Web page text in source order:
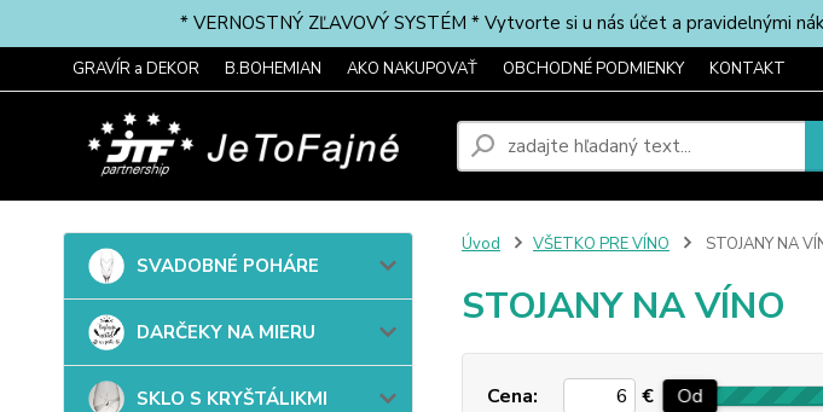
* VERNOSTNÝ ZĽAVOVÝ SYSTÉM * Vytvorte si u nás účet a pravidelnými
GRAVÍR a DEKOR B.BOHEMIAN AKO NAKUPOVAŤ OBCHODNÉ PODMIENKY KONTAKT
SVADOBNÉ POHÁRE
DARČEKY NA MIERU
SKLO S KRYŠTÁLIKMI
Úvod VŠETKO PRE VÍNO STOJANY NA
STOJANY NA VÍNO
Cena: € Od